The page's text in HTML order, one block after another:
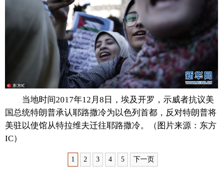
视频 彩票
旅游 健康 信息化
公益 军事 无人机
富媒体 摄影 新华广播
新华电视中文 新华电视英文 返回PC
当地时间2017年12月8日，埃及开罗，示威者抗议美
国总统特朗普承认耶路撒冷为以色列首都，反对特朗普将
美驻以使馆从特拉维夫迁往耶路撒冷。（图片来源：东方
IC）
1 2 3 4 5 下一页